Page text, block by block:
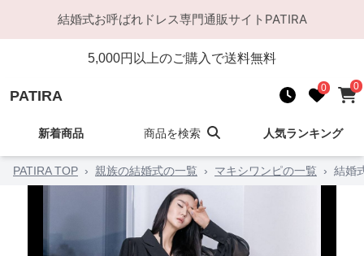
結婚式お呼ばれドレス専門通販サイト PATIRA
5,000円以上のご購入で送料無料
PATIRA 0 0
新着商品 商品を検索 人気ランキング
PATIRA TOP › 親族の結婚式の一覧 › マキシワンピの一覧 › 結婚